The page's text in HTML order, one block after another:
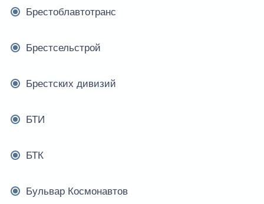
Брестоблавтотранс
Брестсельстрой
Брестских дивизий
БТИ
БТК
Бульвар Космонавтов